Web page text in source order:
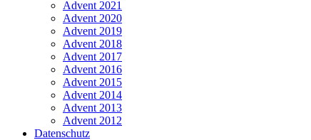
Advent 2021
Advent 2020
Advent 2019
Advent 2018
Advent 2017
Advent 2016
Advent 2015
Advent 2014
Advent 2013
Advent 2012
Datenschutz